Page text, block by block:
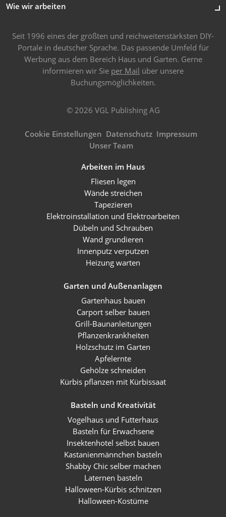
Wie wir arbeiten
Seit 1996 eines der größten und reichweitenstärksten DIY-
Portale in deutscher Sprache. Das passende Umfeld für
Werbung aus dem Bereich Haus und Garten. Gerne
informieren wir Sie per Mail über unsere
Buchungsmöglichkeiten.
© 2026 VGL Publishing AG
Cookie Einstellungen Datenschutz Impressum
Unser Team
Arbeiten im Haus
Fliesen legen
Wände streichen
Tapezieren
Elektroinstallation und Elektroarbeiten
Dübeln und Schrauben
Wand grundieren
Innenputz verputzen
Heizung warten
Garten und Außenanlagen
Gartenhaus bauen
Carport selber bauen
Grill-Baunanleitungen
Pflanzenkrankheiten
Holzschutz im Garten
Apfelernte
Gehölze schneiden
Kürbis pflanzen mit Kürbissaat
Basteln und Kreativität
Vogelhaus und Futterhaus
Basteln für Erwachsene
Insektenhotel selbst bauen
Kastanienmännchen basteln
Shabby Chic selber machen
Laternen basteln
Halloween-Kürbis schnitzen
Halloween-Kostüme